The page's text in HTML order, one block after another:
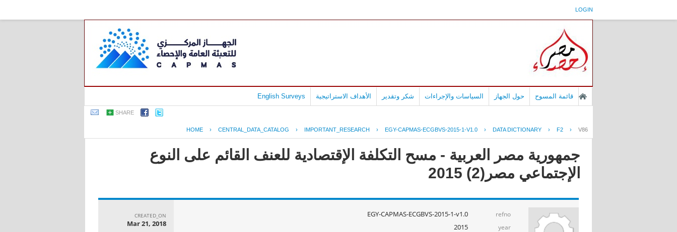
LOGIN
قائمة المسوح حول الجهاز السياسات والإجراءات شكر وتقدير الأهداف الاستراتيجية English Surveys
SHARE
HOME › CENTRAL_DATA_CATALOG › IMPORTANT_RESEARCH › EGY-CAPMAS-ECGBVS-2015-1-V1.0 › DATA DICTIONARY › F2 › V86
جمهورية مصر العربية - مسح التكلفة الإقتصادية للعنف القائم على النوع
الإجتماعي مصر(2) 2015
refno
EGY-CAPMAS-ECGBVS-2015-1-v1.0
year
2015
CREATED_ON
Mar 21, 2018